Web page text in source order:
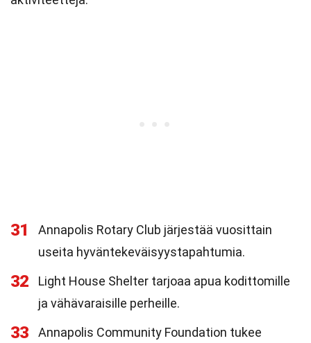
31
Annapolis Rotary Club järjestää vuosittain
useita hyväntekeväisyystapahtumia.
32
Light House Shelter tarjoaa apua kodittomille
ja vähävaraisille perheille.
33
Annapolis Community Foundation tukee